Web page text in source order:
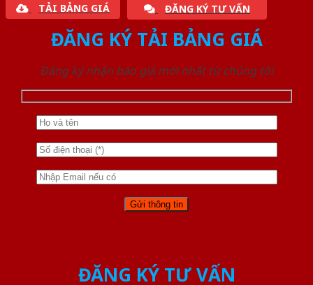
TẢI BẢNG GIÁ ĐĂNG KÝ TƯ VẤN
ĐĂNG KÝ TẢI BẢNG GIÁ
Đăng ký nhận báo giá mới nhất từ chúng tôi
ĐĂNG KÝ TƯ VẤN